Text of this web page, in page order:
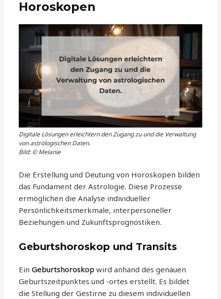
Horoskopen
Digitale Lösungen erleichtern den Zugang zu und die Verwaltung
von astrologischen Daten.
Bild: © Melanie
Die Erstellung und Deutung von Horoskopen bilden
das Fundament der Astrologie. Diese Prozesse
ermöglichen die Analyse individueller
Persönlichkeitsmerkmale, interpersoneller
Beziehungen und Zukunftsprognostiken.
Geburtshoroskop und Transits
EinGeburtshoroskop wird anhand des genauen
Geburtszeitpunktes und -ortes erstellt. Es bildet
die Stellung der Gestirne zu diesem individuellen